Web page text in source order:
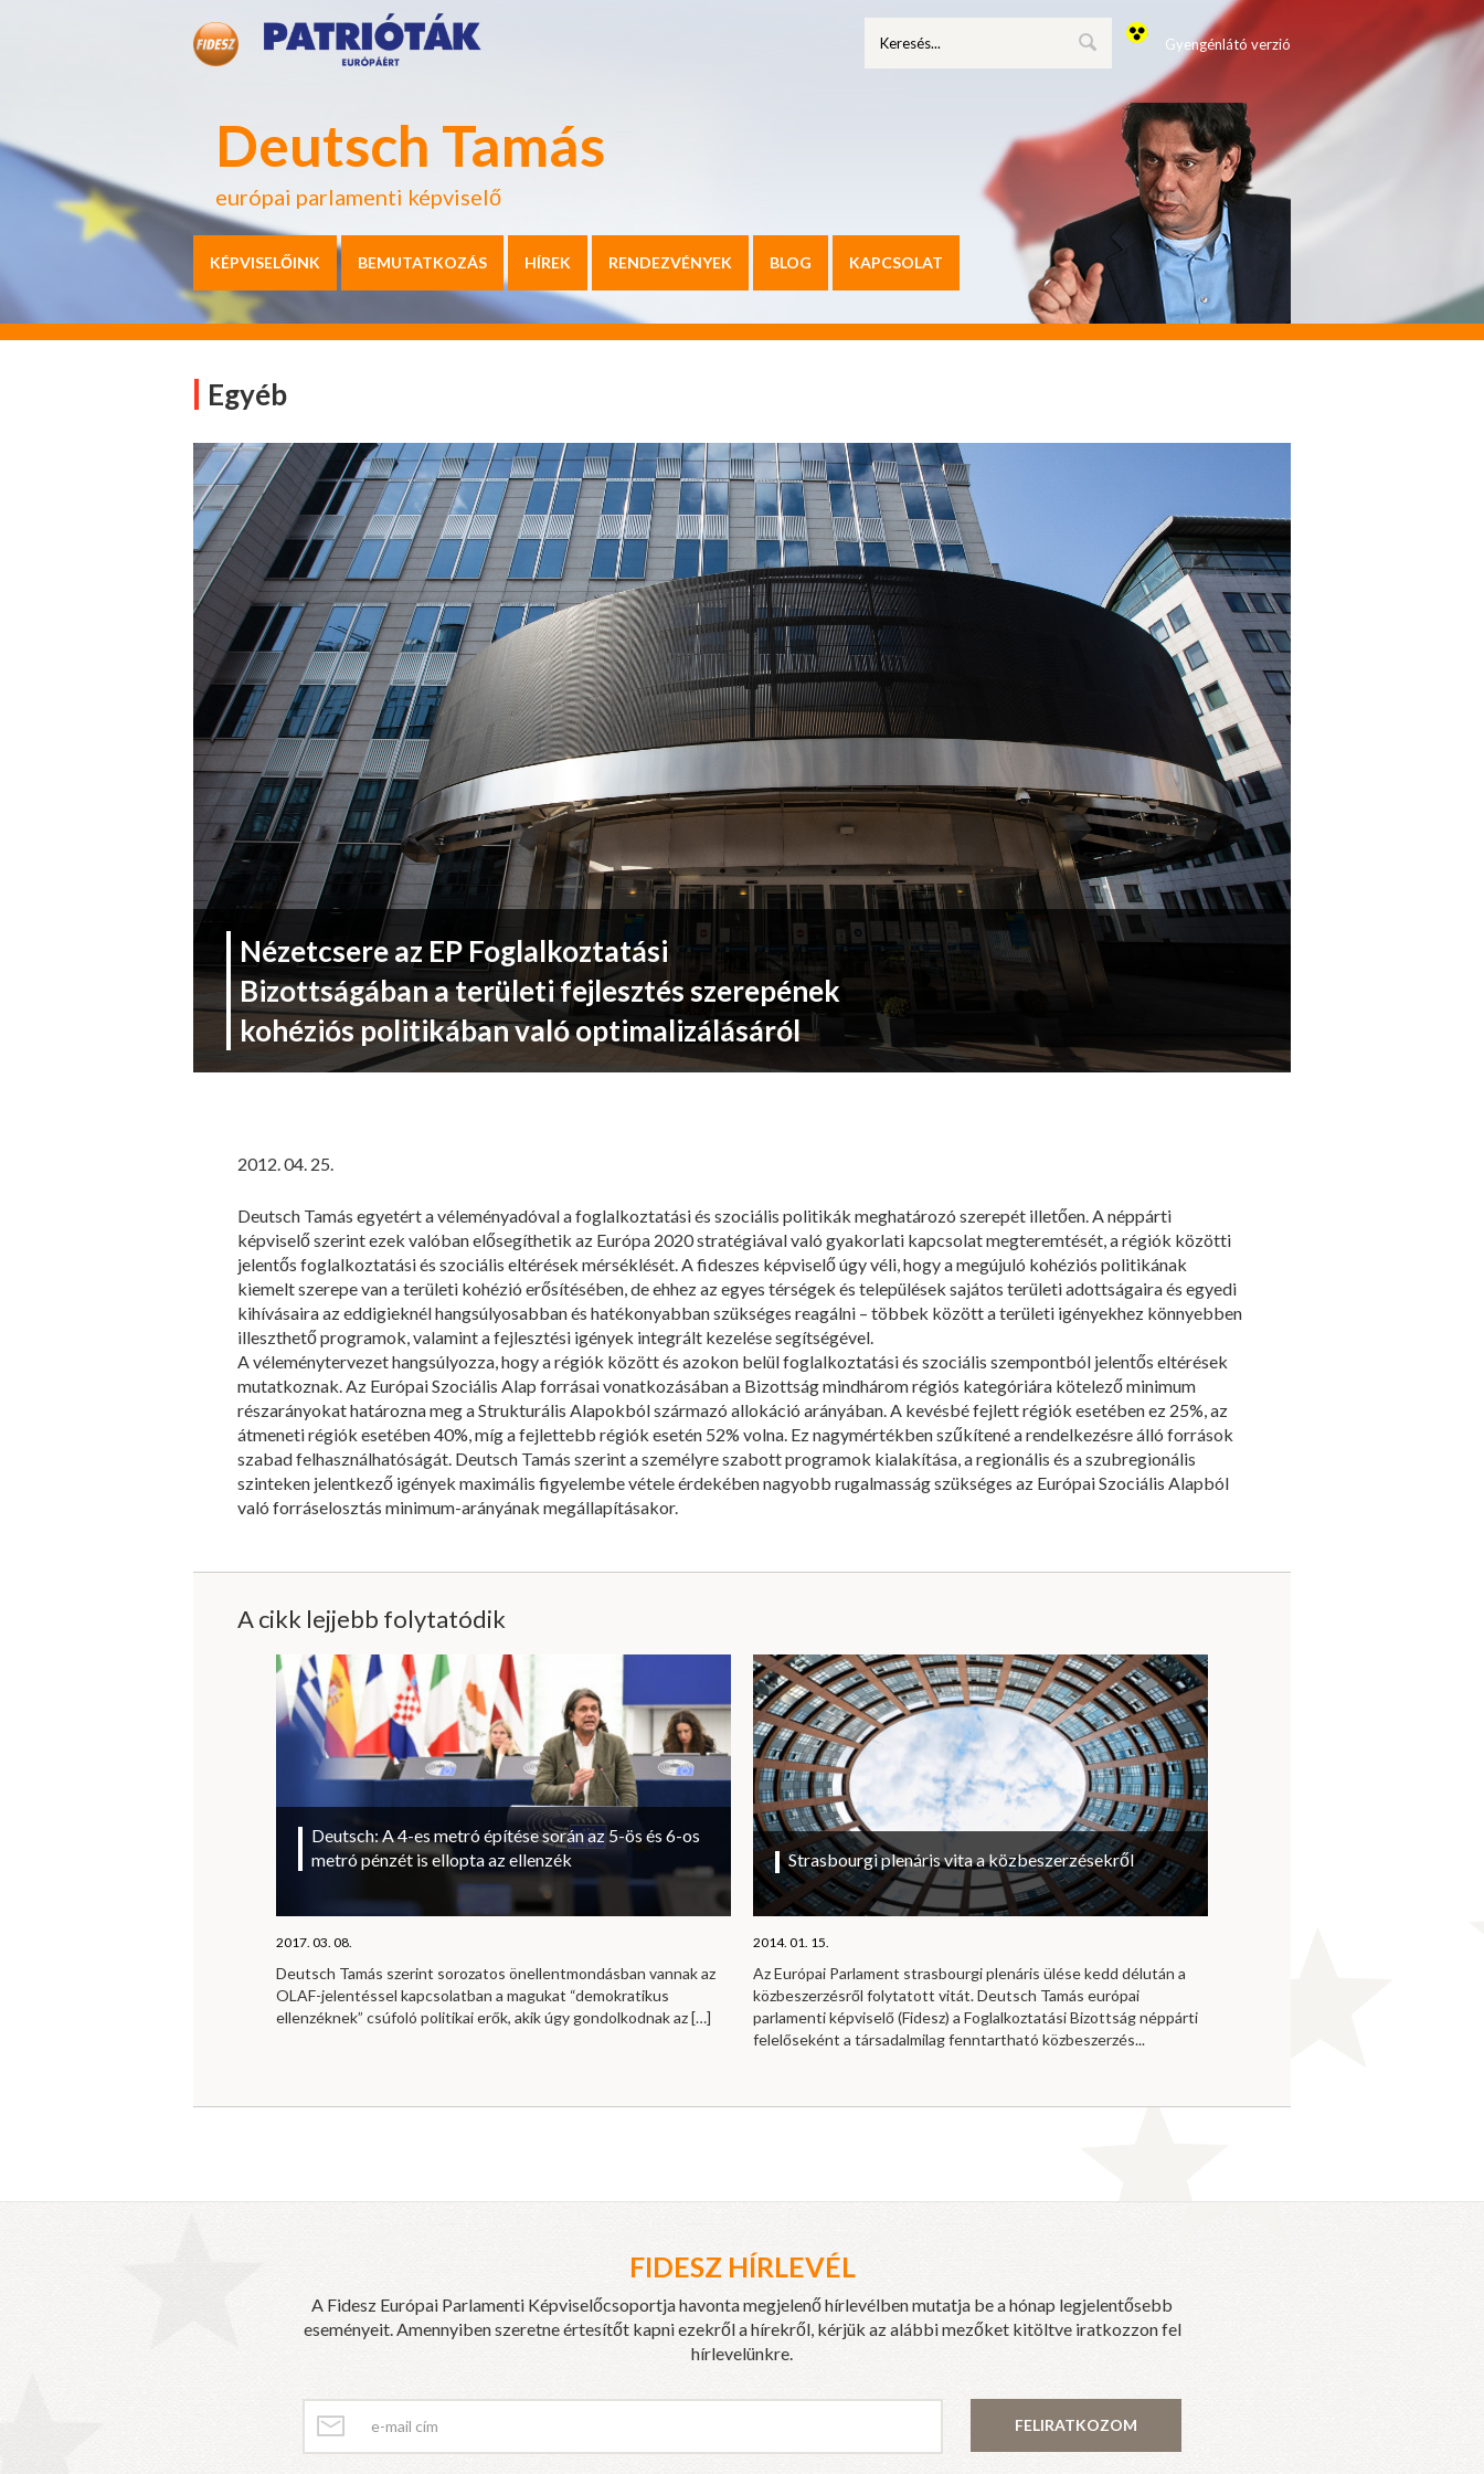
Deutsch Tamás
európai parlamenti képviselő
Gyengénlátó verzió
KÉPVISELŐINK BEMUTATKOZÁS HÍREK RENDEZVÉNYEK BLOG KAPCSOLAT
Egyéb
Nézetcsere az EP Foglalkoztatási
Bizottságában a területi fejlesztés szerepének
kohéziós politikában való optimalizálásáról
2012. 04. 25.
Deutsch Tamás egyetért a véleményadóval a foglalkoztatási és szociális politikák meghatározó szerepét illetően. A néppárti
képviselő szerint ezek valóban elősegíthetik az Európa 2020 stratégiával való gyakorlati kapcsolat megteremtését, a régiók közötti
jelentős foglalkoztatási és szociális eltérések mérséklését. A fideszes képviselő úgy véli, hogy a megújuló kohéziós politikának
kiemelt szerepe van a területi kohézió erősítésében, de ehhez az egyes térségek és települések sajátos területi adottságaira és egyedi
kihívásaira az eddigieknél hangsúlyosabban és hatékonyabban szükséges reagálni – többek között a területi igényekhez könnyebben
illeszthető programok, valamint a fejlesztési igények integrált kezelése segítségével.
A véleménytervezet hangsúlyozza, hogy a régiók között és azokon belül foglalkoztatási és szociális szempontból jelentős eltérések
mutatkoznak. Az Európai Szociális Alap forrásai vonatkozásában a Bizottság mindhárom régiós kategóriára kötelező minimum
részarányokat határozna meg a Strukturális Alapokból származó allokáció arányában. A kevésbé fejlett régiók esetében ez 25%, az
átmeneti régiók esetében 40%, míg a fejlettebb régiók esetén 52% volna. Ez nagymértékben szűkítené a rendelkezésre álló források
szabad felhasználhatóságát. Deutsch Tamás szerint a személyre szabott programok kialakítása, a regionális és a szubregionális
szinteken jelentkező igények maximális figyelembe vétele érdekében nagyobb rugalmasság szükséges az Európai Szociális Alapból
való forráselosztás minimum-arányának megállapításakor.
A cikk lejjebb folytatódik
Deutsch: A 4-es metró építése során az 5-ös és 6-os
metró pénzét is ellopta az ellenzék
2017. 03. 08.
Deutsch Tamás szerint sorozatos önellentmondásban vannak az
OLAF-jelentéssel kapcsolatban a magukat “demokratikus
ellenzéknek” csúfoló politikai erők, akik úgy gondolkodnak az[…]
Strasbourgi plenáris vita a közbeszerzésekről
2014. 01. 15.
Az Európai Parlament strasbourgi plenáris ülése kedd délután a
közbeszerzésről folytatott vitát. Deutsch Tamás európai
parlamenti képviselő (Fidesz) a Foglalkoztatási Bizottság néppárti
felelőseként a társadalmilag fenntartható közbeszerzés...
FIDESZ HÍRLEVÉL
A Fidesz Európai Parlamenti Képviselőcsoportja havonta megjelenő hírlevélben mutatja be a hónap legjelentősebb
eseményeit. Amennyiben szeretne értesítőt kapni ezekről a hírekről, kérjük az alábbi mezőket kitöltve iratkozzon fel
hírlevelünkre.
FELIRATKOZOM